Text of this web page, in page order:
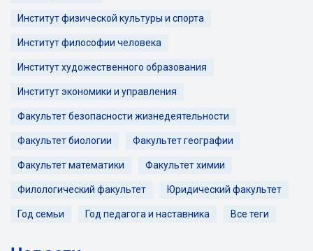
Институт физической культуры и спорта
Институт философии человека
Институт художественного образования
Институт экономики и управления
Факультет безопасности жизнедеятельности
Факультет биологии Факультет географии
Факультет математики Факультет химии
Филологический факультет Юридический факультет
Год семьи Год педагога и наставника Все теги